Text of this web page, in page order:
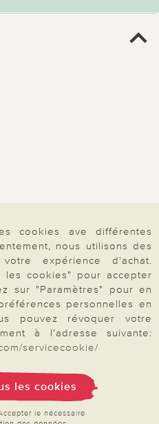
cookies ave différentes
nous utilisons des
expérience d'achat.
les cookies" pour accepter
sur "Paramètres" pour en
personnelles en
pouvez révoquer votre
à l'adresse suivante:
servicecookie/
les cookies
le nécessaire